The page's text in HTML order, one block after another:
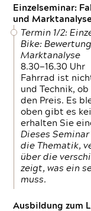
Einzelseminar:
und
Termin 1/2:
Bike:
Marktanalyse
8.30—16.30 Uhr
Fahrrad ist
und Technik,
den Preis. Es
oben gibt es
erhalten Sie
Dieses
die Thematik,
über die
zeigt, was ein
muss.
Ausbildung zum